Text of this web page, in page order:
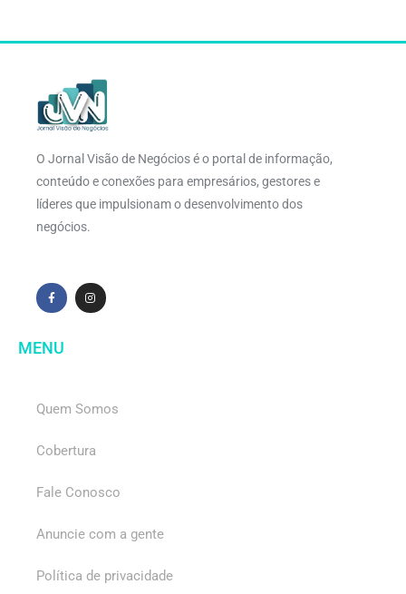
O Jornal Visão de Negócios é o portal de informação,
conteúdo e conexões para empresários, gestores e
líderes que impulsionam o desenvolvimento dos
negócios.
MENU
Quem Somos
Cobertura
Fale Conosco
Anuncie com a gente
Política de privacidade